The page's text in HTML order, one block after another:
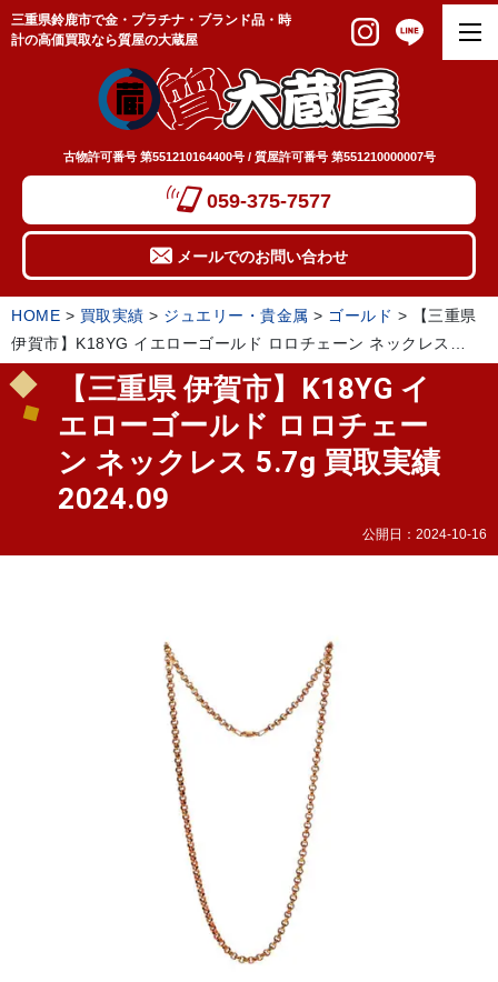
三重県鈴鹿市で金・プラチナ・ブランド品・時
計の高価買取なら質屋の大蔵屋
古物許可番号 第551210164400号 / 質屋許可番号 第551210000007号
059-375-7577
メールでのお問い合わせ
HOME > 買取実績 > ジュエリー・貴金属 > ゴールド >
【三重県
伊賀市】K18YG イエローゴールド ロロチェーン ネックレス
5.7g 買取実績 2024.09
【三重県 伊賀市】K18YG イ
エローゴールド ロロチェー
ン ネックレス 5.7g 買取実績
2024.09
公開日： 2024-10-16